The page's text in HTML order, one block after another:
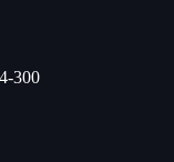
300